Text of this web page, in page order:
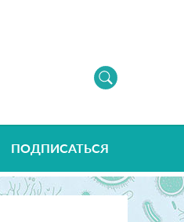
ПОДПИСАТЬСЯ